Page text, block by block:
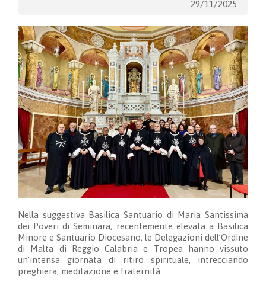
29/11/2025
Nella suggestiva Basilica Santuario di Maria Santissima
dei Poveri di Seminara, recentemente elevata a Basilica
Minore e Santuario Diocesano, le Delegazioni dell’Ordine
di Malta di Reggio Calabria e Tropea hanno vissuto
un’intensa giornata di ritiro spirituale, intrecciando
preghiera, meditazione e fraternità.